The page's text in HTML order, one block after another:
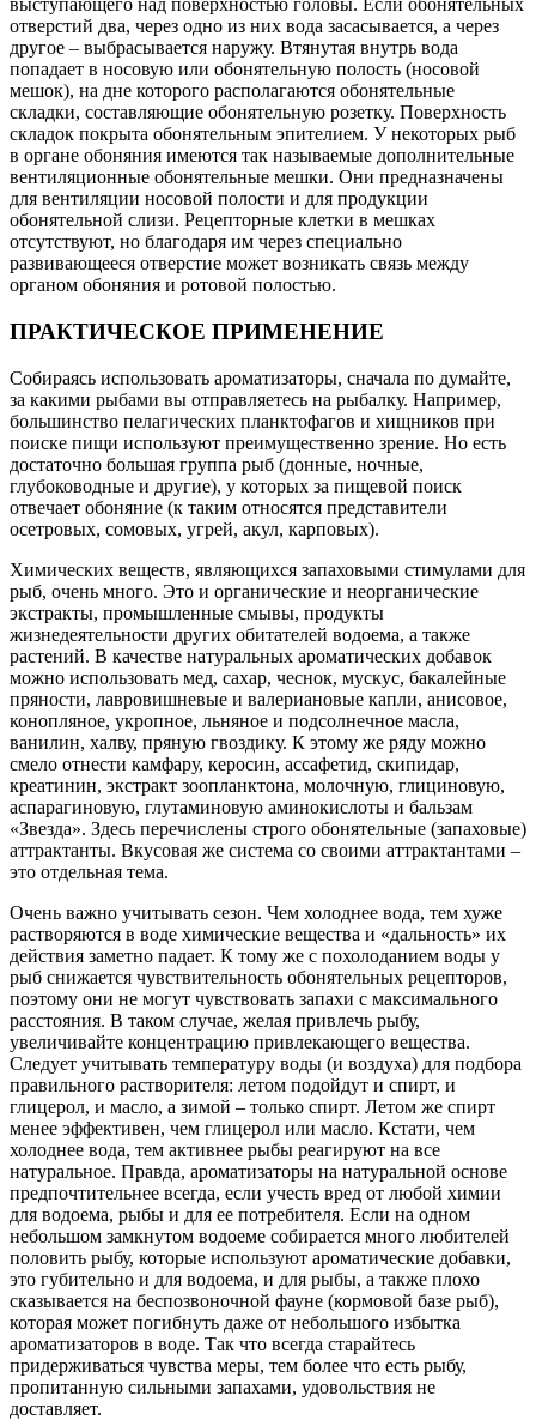
выступающего над поверхностью головы. Если обонятельных
отверстий два, через одно из них вода засасывается, а через
другое – выбрасывается наружу. Втянутая внутрь вода
попадает в носовую или обонятельную полость (носовой
мешок), на дне которого располагаются обонятельные
складки, составляющие обонятельную розетку. Поверхность
складок покрыта обонятельным эпителием. У некоторых рыб
в органе обоняния имеются так называемые дополнительные
вентиляционные обонятельные мешки. Они предназначены
для вентиляции носовой полости и для продукции
обонятельной слизи. Рецепторные клетки в мешках
отсутствуют, но благодаря им через специально
развивающееся отверстие может возникать связь между
органом обоняния и ротовой полостью.
ПРАКТИЧЕСКОЕ ПРИМЕНЕНИЕ
Собираясь использовать ароматизаторы, сначала по думайте,
за какими рыбами вы отправляетесь на рыбалку. Например,
большинство пелагических планктофагов и хищников при
поиске пищи используют преимущественно зрение. Но есть
достаточно большая группа рыб (донные, ночные,
глубоководные и другие), у которых за пищевой поиск
отвечает обоняние (к таким относятся представители
осетровых, сомовых, угрей, акул, карповых).
Химических веществ, являющихся запаховыми стимулами для
рыб, очень много. Это и органические и неорганические
экстракты, промышленные смывы, продукты
жизнедеятельности других обитателей водоема, а также
растений. В качестве натуральных ароматических добавок
можно использовать мед, сахар, чеснок, мускус, бакалейные
пряности, лавровишневые и валериановые капли, анисовое,
конопляное, укропное, льняное и подсолнечное масла,
ванилин, халву, пряную гвоздику. К этому же ряду можно
смело отнести камфару, керосин, ассафетид, скипидар,
креатинин, экстракт зоопланктона, молочную, глициновую,
аспарагиновую, глутаминовую аминокислоты и бальзам
«Звезда». Здесь перечислены строго обонятельные (запаховые)
аттрактанты. Вкусовая же система со своими аттрактантами –
это отдельная тема.
Очень важно учитывать сезон. Чем холоднее вода, тем хуже
растворяются в воде химические вещества и «дальность» их
действия заметно падает. К тому же с похолоданием воды у
рыб снижается чувствительность обонятельных рецепторов,
поэтому они не могут чувствовать запахи с максимального
расстояния. В таком случае, желая привлечь рыбу,
увеличивайте концентрацию привлекающего вещества.
Следует учитывать температуру воды (и воздуха) для подбора
правильного растворителя: летом подойдут и спирт, и
глицерол, и масло, а зимой – только спирт. Летом же спирт
менее эффективен, чем глицерол или масло. Кстати, чем
холоднее вода, тем активнее рыбы реагируют на все
натуральное. Правда, ароматизаторы на натуральной основе
предпочтительнее всегда, если учесть вред от любой химии
для водоема, рыбы и для ее потребителя. Если на одном
небольшом замкнутом водоеме собирается много любителей
половить рыбу, которые используют ароматические добавки,
это губительно и для водоема, и для рыбы, а также плохо
сказывается на беспозвоночной фауне (кормовой базе рыб),
которая может погибнуть даже от небольшого избытка
ароматизаторов в воде. Так что всегда старайтесь
придерживаться чувства меры, тем более что есть рыбу,
пропитанную сильными запахами, удовольствия не
доставляет.